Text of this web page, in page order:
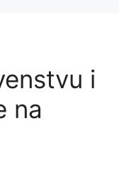
i
na